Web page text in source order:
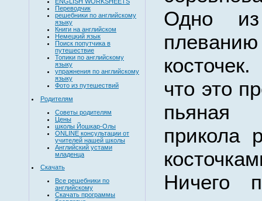
Переводчик
решебники по английскому
языку
Книги на английском
Немецкий язык
Поиск попутчика в
путешествие
Топики по английскому
языку
упражнения по английскому
языку
Фото из путешествий
Родителям
Советы родителям
Цены
школы Йошкар-Олы
ONLINE консультации от
учителей нашей школы
Английский устами
младенца
Скачать
Все решебники по
английскому
Скачать программы
Одно
что это
прикола
Ничего